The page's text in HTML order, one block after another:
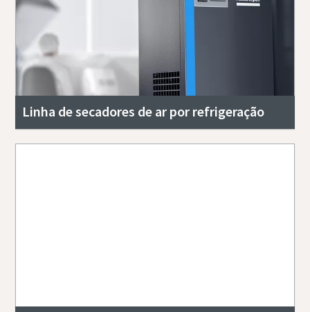
Linha de secadores de ar por refrigeração